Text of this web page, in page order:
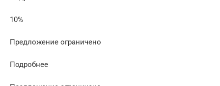
10%
Предложение ограничено
Подробнее